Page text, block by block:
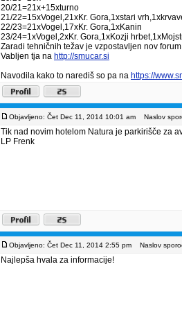
20/21=21x+15xturno
21/22=15xVogel,21xKr. Gora,1xstari
22/23=21xVogel,17xKr. Gora,1xKanin
23/24=1xVogel,2xKr. Gora,1xKozji
Zaradi tehničnih težav je vzpostavljen nov
Vabljen tja na http://smucar.si
Navodila kako to narediš so pa na https://
Objavljeno: Čet Dec 11, 2014 10:01 am Naslov
Tik nad novim hotelom Natura je parkirišče za
LP Frenk
Objavljeno: Čet Dec 11, 2014 2:55 pm Naslov
Najlepša hvala za informacije!